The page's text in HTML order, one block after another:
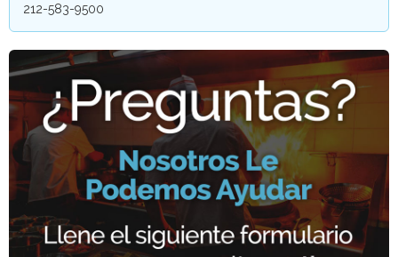
212-583-9500